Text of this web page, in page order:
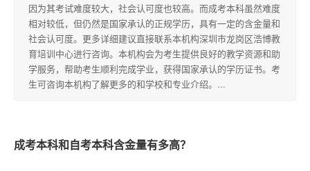
因为其考试难度较大，社会认可度也较高。而成考本科虽然难度
相对较低，但仍然是国家承认的正规学历，具有一定的含金量和
社会认可度。更多详细建议直接联系本机构深圳市龙岗区浩博教
育培训中心进行咨询。本机构会为考生提供良好的教学资源和助
学服务，帮助考生顺利完成学业，获得国家承认的学历证书。考
生可咨询本机构了解更多的和学校和专业介绍。...
成考本科和自考本科含金量有多高？